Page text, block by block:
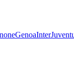
GenoaInter